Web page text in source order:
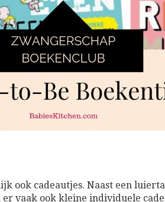
ook cadeautjes. Naast een
vaak ook kleine individuele